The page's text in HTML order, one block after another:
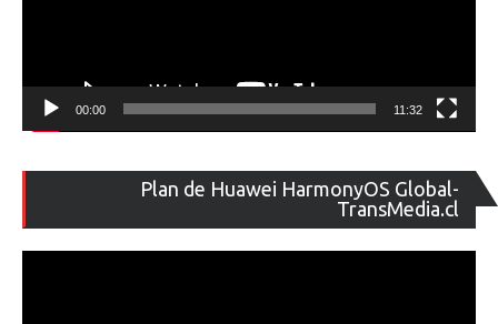
00:00 11:32
Plan de Huawei HarmonyOS Global-
TransMedia.cl
de